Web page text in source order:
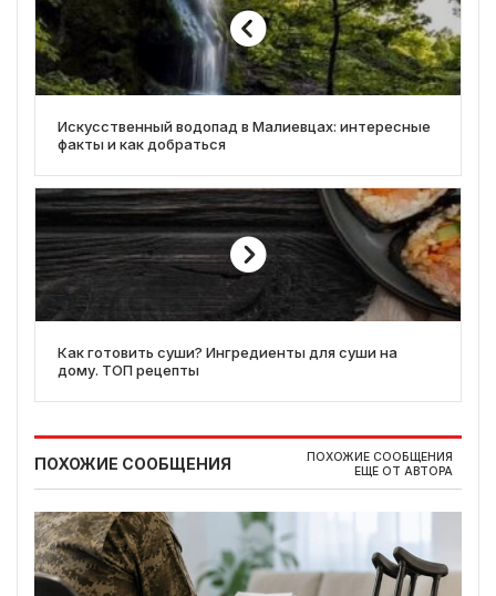
Искусственный водопад в Малиевцах: интересные
факты и как добраться
Как готовить суши? Ингредиенты для суши на
дому. ТОП рецепты
ПОХОЖИЕ СООБЩЕНИЯ
ПОХОЖИЕ СООБЩЕНИЯ
ЕЩЕ ОТ АВТОРА